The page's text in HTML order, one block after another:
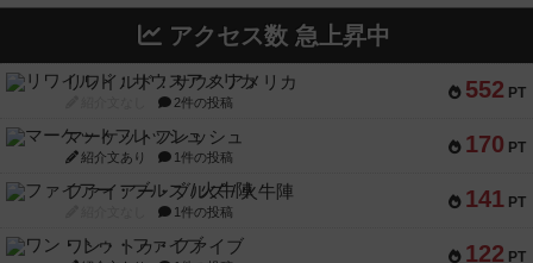
アクセス数 急上昇中
552 PT
リワイルド：サウスアメリカ
2件の投稿
170 PT
マーケットフレッシュ
紹介文あり 1件の投稿
141 PT
ファイアー・ブルズ / 火牛陣
1件の投稿
122 PT
ワン・トゥ・ファイブ